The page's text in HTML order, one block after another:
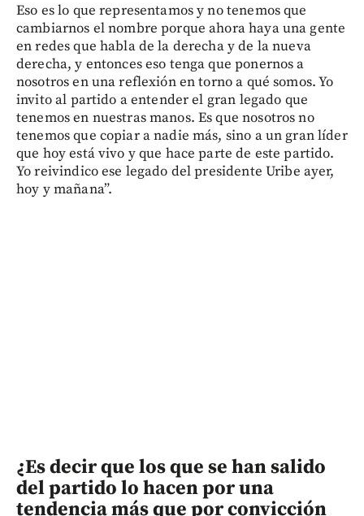
Eso es lo que representamos y no tenemos que
cambiarnos el nombre porque ahora haya una gente
en redes que habla de la derecha y de la nueva
derecha, y entonces eso tenga que ponernos a
nosotros en una reflexión en torno a qué somos. Yo
invito al partido a entender el gran legado que
tenemos en nuestras manos. Es que nosotros no
tenemos que copiar a nadie más, sino a un gran líder
que hoy está vivo y que hace parte de este partido.
Yo reivindico ese legado del presidente Uribe ayer,
hoy y mañana”.
¿Es decir que los que se han salido
del partido lo hacen por una
tendencia más que por convicción